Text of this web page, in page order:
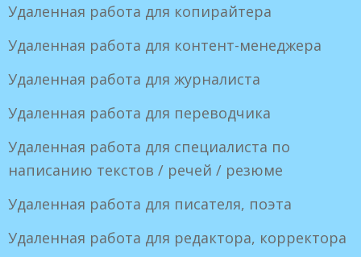
Удаленная работа для копирайтера
Удаленная работа для контент-менеджера
Удаленная работа для журналиста
Удаленная работа для переводчика
Удаленная работа для специалиста по
написанию текстов / речей / резюме
Удаленная работа для писателя, поэта
Удаленная работа для редактора, корректора